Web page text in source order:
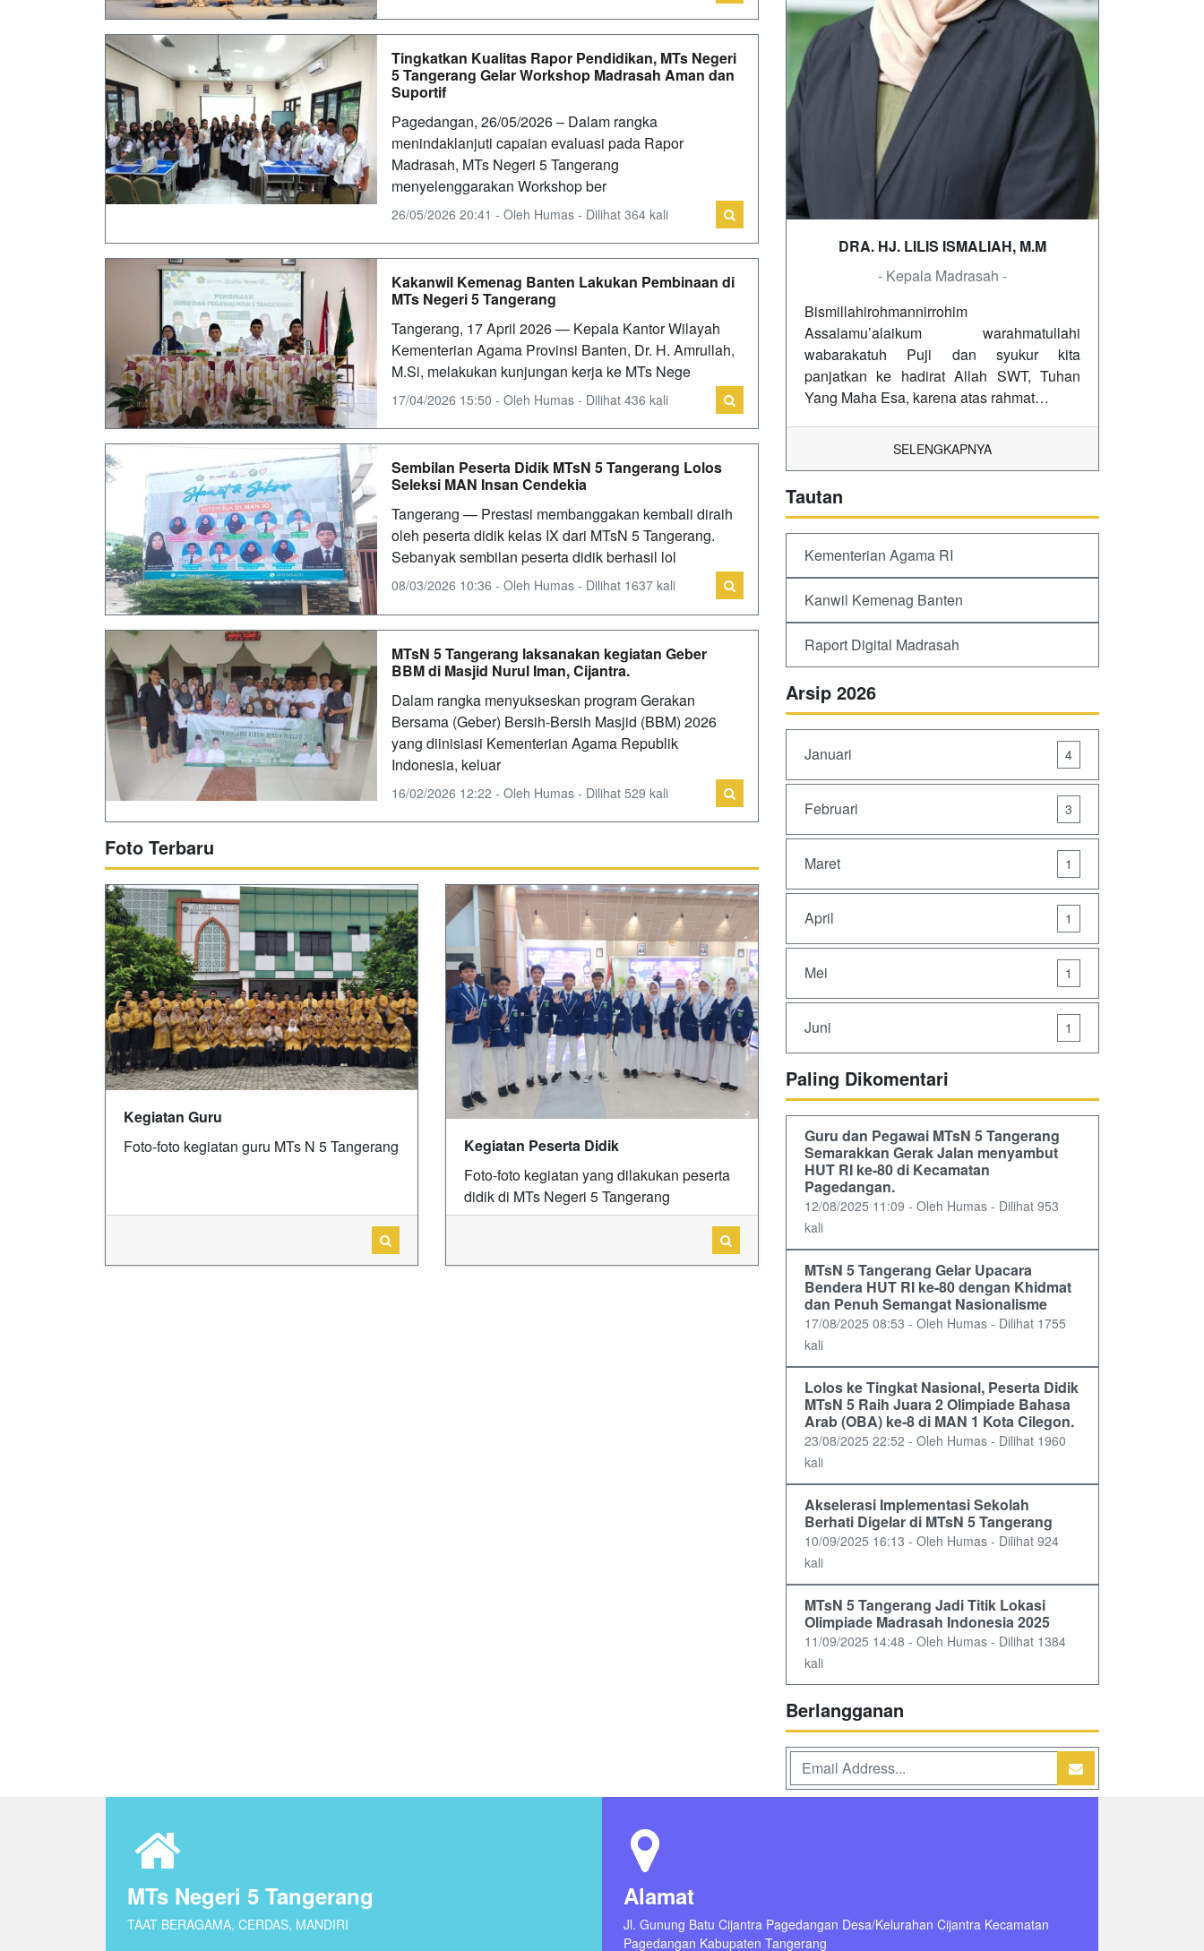
Tingkatkan Kualitas Rapor Pendidikan, MTs Negeri
5 Tangerang Gelar Workshop Madrasah Aman dan
Suportif
Pagedangan, 26/05/2026 – Dalam rangka
menindaklanjuti capaian evaluasi pada Rapor
Madrasah, MTs Negeri 5 Tangerang
menyelenggarakan Workshop ber
26/05/2026 20:41 - Oleh Humas - Dilihat 364 kali
Kakanwil Kemenag Banten Lakukan Pembinaan di
MTs Negeri 5 Tangerang
Tangerang, 17 April 2026 — Kepala Kantor Wilayah
Kementerian Agama Provinsi Banten, Dr. H. Amrullah,
M.Si, melakukan kunjungan kerja ke MTs Nege
17/04/2026 15:50 - Oleh Humas - Dilihat 436 kali
Sembilan Peserta Didik MTsN 5 Tangerang Lolos
Seleksi MAN Insan Cendekia
Tangerang — Prestasi membanggakan kembali diraih
oleh peserta didik kelas IX dari MTsN 5 Tangerang.
Sebanyak sembilan peserta didik berhasil lol
08/03/2026 10:36 - Oleh Humas - Dilihat 1637 kali
MTsN 5 Tangerang laksanakan kegiatan Geber
BBM di Masjid Nurul Iman, Cijantra.
Dalam rangka menyukseskan program Gerakan
Bersama (Geber) Bersih-Bersih Masjid (BBM) 2026
yang diinisiasi Kementerian Agama Republik
Indonesia, keluar
16/02/2026 12:22 - Oleh Humas - Dilihat 529 kali
Foto Terbaru
Kegiatan Guru
Foto-foto kegiatan guru MTs N 5 Tangerang
Kegiatan Peserta Didik
Foto-foto kegiatan yang dilakukan peserta
didik di MTs Negeri 5 Tangerang
DRA. HJ. LILIS ISMALIAH, M.M
- Kepala Madrasah -
Bismillahirohmannirrohim
Assalamu’alaikum warahmatullahi
wabarakatuh Puji dan syukur kita
panjatkan ke hadirat Allah SWT, Tuhan
Yang Maha Esa, karena atas rahmat…
SELENGKAPNYA
Tautan
Kementerian Agama RI
Kanwil Kemenag Banten
Raport Digital Madrasah
Arsip 2026
Januari 4
Februari 3
Maret 1
April 1
Mei 1
Juni 1
Paling Dikomentari
Guru dan Pegawai MTsN 5 Tangerang
Semarakkan Gerak Jalan menyambut
HUT RI ke-80 di Kecamatan
Pagedangan.
12/08/2025 11:09 - Oleh Humas - Dilihat 953
kali
MTsN 5 Tangerang Gelar Upacara
Bendera HUT RI ke-80 dengan Khidmat
dan Penuh Semangat Nasionalisme
17/08/2025 08:53 - Oleh Humas - Dilihat 1755
kali
Lolos ke Tingkat Nasional, Peserta Didik
MTsN 5 Raih Juara 2 Olimpiade Bahasa
Arab (OBA) ke-8 di MAN 1 Kota Cilegon.
23/08/2025 22:52 - Oleh Humas - Dilihat 1960
kali
Akselerasi Implementasi Sekolah
Berhati Digelar di MTsN 5 Tangerang
10/09/2025 16:13 - Oleh Humas - Dilihat 924
kali
MTsN 5 Tangerang Jadi Titik Lokasi
Olimpiade Madrasah Indonesia 2025
11/09/2025 14:48 - Oleh Humas - Dilihat 1384
kali
Berlangganan
MTs Negeri 5 Tangerang
TAAT BERAGAMA, CERDAS, MANDIRI
Alamat
Jl. Gunung Batu Cijantra Pagedangan Desa/Kelurahan Cijantra Kecamatan
Pagedangan Kabupaten Tangerang